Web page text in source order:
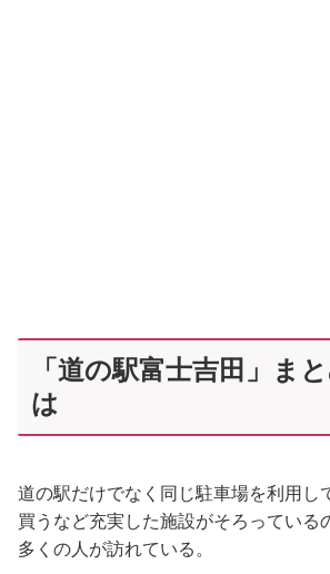
「道の駅富士吉田」ま
は
道の駅だけでなく同じ駐車場を利用し
買うなど充実した施設がそろっている
多くの人が訪れている。